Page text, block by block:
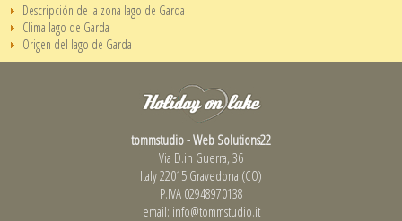
Descripción de la zona lago de Garda
Clima lago de Garda
Origen del lago de Garda
tommstudio - Web Solutions22
Via D.in Guerra, 36
Italy 22015 Gravedona (CO)
P.IVA 02948970138
email: info@tommstudio.it